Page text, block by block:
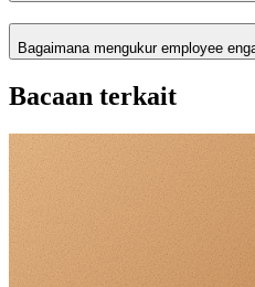
Bagaimana mengukur employee
Bacaan terkait